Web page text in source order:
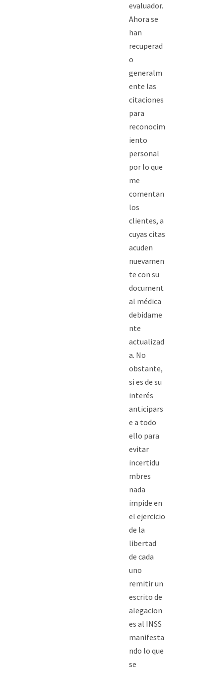
evaluador.
Ahora se
han
recuperad
o
generalm
ente las
citaciones
para
reconocim
iento
personal
por lo que
me
comentan
los
clientes, a
cuyas citas
acuden
nuevamen
te con su
document
al médica
debidame
nte
actualizad
a. No
obstante,
si es de su
interés
anticipars
e a todo
ello para
evitar
incertidu
mbres
nada
impide en
el ejercicio
de la
libertad
de cada
uno
remitir un
escrito de
alegacion
es al INSS
manifesta
ndo lo que
se